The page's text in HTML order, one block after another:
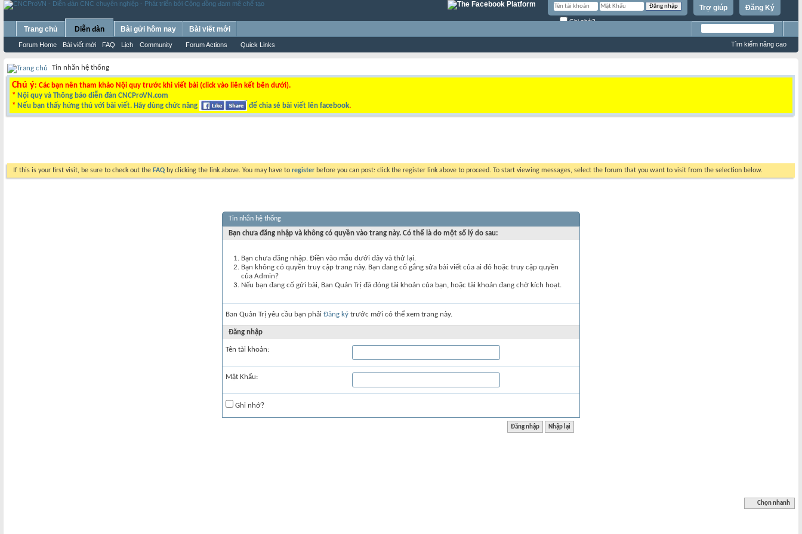
Đăng Ký
Trợ giúp
Ghi nhớ?
Trang chủ Diễn đàn
Forum Home Bài viết mới FAQ Lịch Community Forum Actions Quick Links
Bài gửi hôm nay Bài viết mới
Tìm kiếm nâng cao
Tin nhắn hệ thống
Chú ý: Các bạn nên tham khảo Nội quy trước khi viết bài (click vào liên kết bên dưới).
* Nội quy và Thông báo diễn đàn CNCProVN.com
* Nếu bạn thấy hứng thú với bài viết. Hãy dùng chức năng để chia sẻ bài viết lên facebook.
If this is your first visit, be sure to check out the FAQ by clicking the link above. You may have to register before you can post: click the register link above to proceed. To start viewing messages, select the forum that you want to visit from the selection below.
Tin nhắn hệ thống
Bạn chưa đăng nhập và không có quyền vào trang này. Có thể là do một số lý do sau:
Bạn chưa đăng nhập. Điền vào mẫu dưới đây và thử lại.
Bạn không có quyền truy cập trang này. Bạn đang cố gắng sửa bài viết của ai đó hoặc truy cập quyền
của Admin?
Nếu bạn đang cố gửi bài, Ban Quản Trị đã đóng tài khoản của bạn, hoặc tài khoản đang chờ kích hoạt.
Ban Quản Trị yêu cầu bạn phải Đăng ký trước mới có thể xem trang này.
Đăng nhập
Tên tài khoản:
Mật Khẩu:
Ghi nhớ?
Chọn nhanh